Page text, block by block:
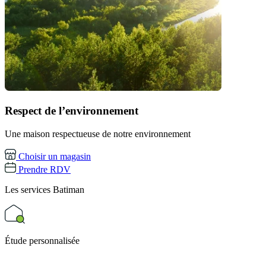
Respect de l’environnement
Une maison respectueuse de notre environnement
Choisir un magasin
Prendre RDV
Les services Batiman
Étude personnalisée